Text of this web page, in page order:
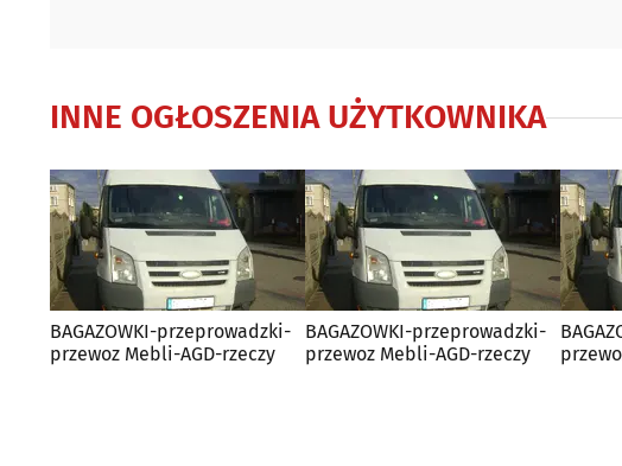
INNE OGŁOSZENIA UŻYTKOWNIKA
BAGAZOWKI-przeprowadzki-
przewoz Mebli-AGD-rzeczy
BAGAZOWKI-przeprowadzki-
przewoz Mebli-AGD-rzeczy